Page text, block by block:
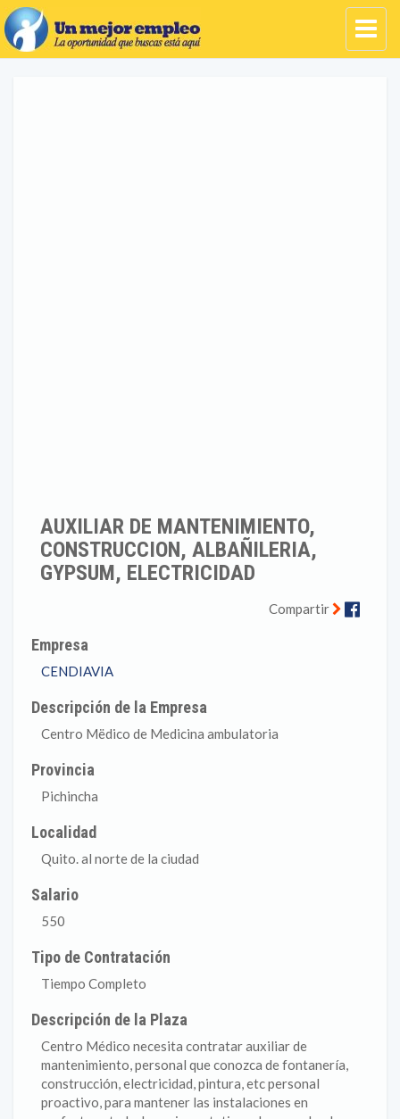
AUXILIAR DE MANTENIMIENTO,
CONSTRUCCION, ALBAÑILERIA,
GYPSUM, ELECTRICIDAD
Compartir
Empresa
CENDIAVIA
Descripción de la Empresa
Centro Mëdico de Medicina ambulatoria
Provincia
Pichincha
Localidad
Quito. al norte de la ciudad
Salario
550
Tipo de Contratación
Tiempo Completo
Descripción de la Plaza
Centro Médico necesita contratar auxiliar de
mantenimiento, personal que conozca de fontanería,
construcción, electricidad, pintura, etc personal
proactivo, para mantener las instalaciones en